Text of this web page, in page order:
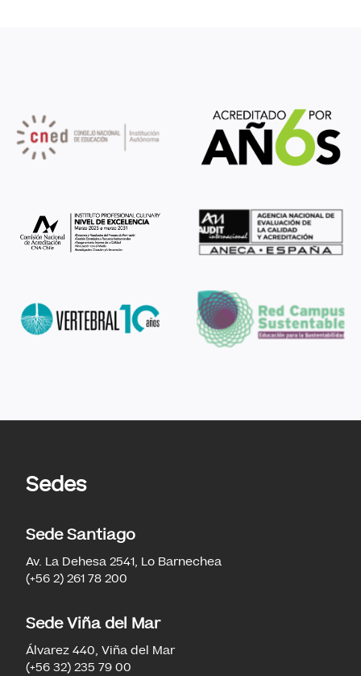
Sedes
Sede Santiago
Av. La Dehesa 2541, Lo Barnechea
(+56 2) 261 78 200
Sede Viña del Mar
Álvarez 440, Viña del Mar
(+56 32) 235 79 00